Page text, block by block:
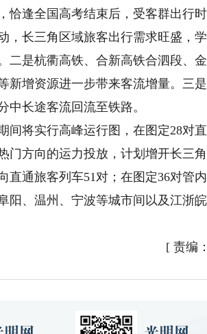
恰逢全国高考结束后，受客群出行
长三角区域旅客出行需求旺盛，学
二是杭衢高铁、合新高铁合泗段、
新增资源进一步带来客流增量。三
长途客流回流至铁路。
将实行高峰运行图，在图定28对直
门方向的运力投放，计划增开长三
直通旅客列车51对；在图定36对管
阳、温州、宁波等城市间以及江浙
[ 责编